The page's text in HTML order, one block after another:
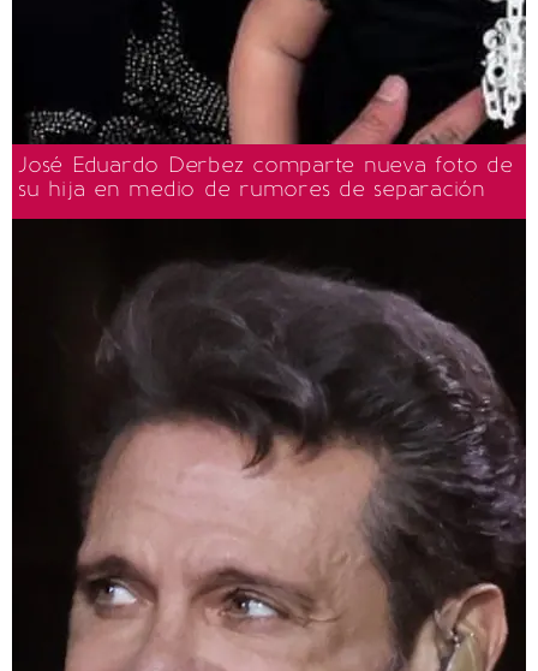
José Eduardo Derbez comparte nueva foto de
su hija en medio de rumores de separación